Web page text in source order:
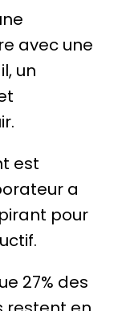
avec une
un
est
a
pour
27% des